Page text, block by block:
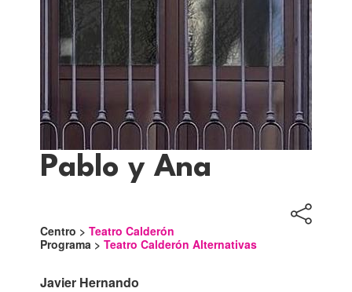
Pablo y Ana
Centro >Teatro Calderón
Programa >Teatro Calderón Alternativas
Javier Hernando